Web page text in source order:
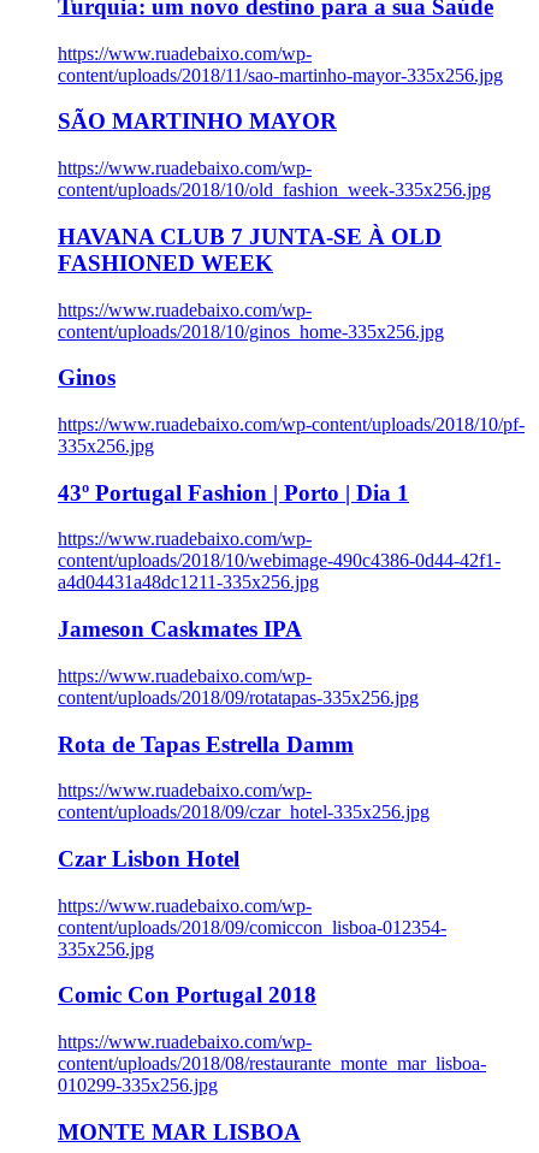
Turquia: um novo destino para a sua Saúde
https://www.ruadebaixo.com/wp-
content/uploads/2018/11/sao-martinho-mayor-335x256.jpg
SÃO MARTINHO MAYOR
https://www.ruadebaixo.com/wp-
content/uploads/2018/10/old_fashion_week-335x256.jpg
HAVANA CLUB 7 JUNTA-SE À OLD
FASHIONED WEEK
https://www.ruadebaixo.com/wp-
content/uploads/2018/10/ginos_home-335x256.jpg
Ginos
https://www.ruadebaixo.com/wp-content/uploads/2018/10/pf-
335x256.jpg
43º Portugal Fashion | Porto | Dia 1
https://www.ruadebaixo.com/wp-
content/uploads/2018/10/webimage-490c4386-0d44-42f1-
a4d04431a48dc1211-335x256.jpg
Jameson Caskmates IPA
https://www.ruadebaixo.com/wp-
content/uploads/2018/09/rotatapas-335x256.jpg
Rota de Tapas Estrella Damm
https://www.ruadebaixo.com/wp-
content/uploads/2018/09/czar_hotel-335x256.jpg
Czar Lisbon Hotel
https://www.ruadebaixo.com/wp-
content/uploads/2018/09/comiccon_lisboa-012354-
335x256.jpg
Comic Con Portugal 2018
https://www.ruadebaixo.com/wp-
content/uploads/2018/08/restaurante_monte_mar_lisboa-
010299-335x256.jpg
MONTE MAR LISBOA